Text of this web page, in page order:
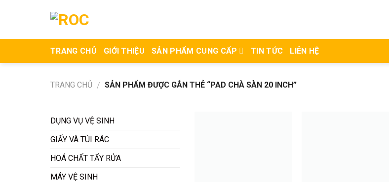
TRANG CHỦ GIỚI THIỆU SẢN PHẨM CUNG CẤP TIN TỨC LIÊN HỆ
TRANG CHỦ / SẢN PHẨM ĐƯỢC GẮN THẺ “PAD CHÀ SÀN 20 INCH”
DỤNG VỤ VỆ SINH
GIẤY VÀ TÚI RÁC
HOÁ CHẤT TẨY RỬA
MÁY VỆ SINH